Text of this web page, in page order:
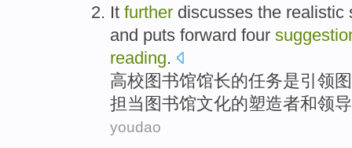
It further discusses the realistic
and puts forward four
reading.
高校 图书馆馆长的任务是引领
担当图书馆文化的塑造者和领
youdao